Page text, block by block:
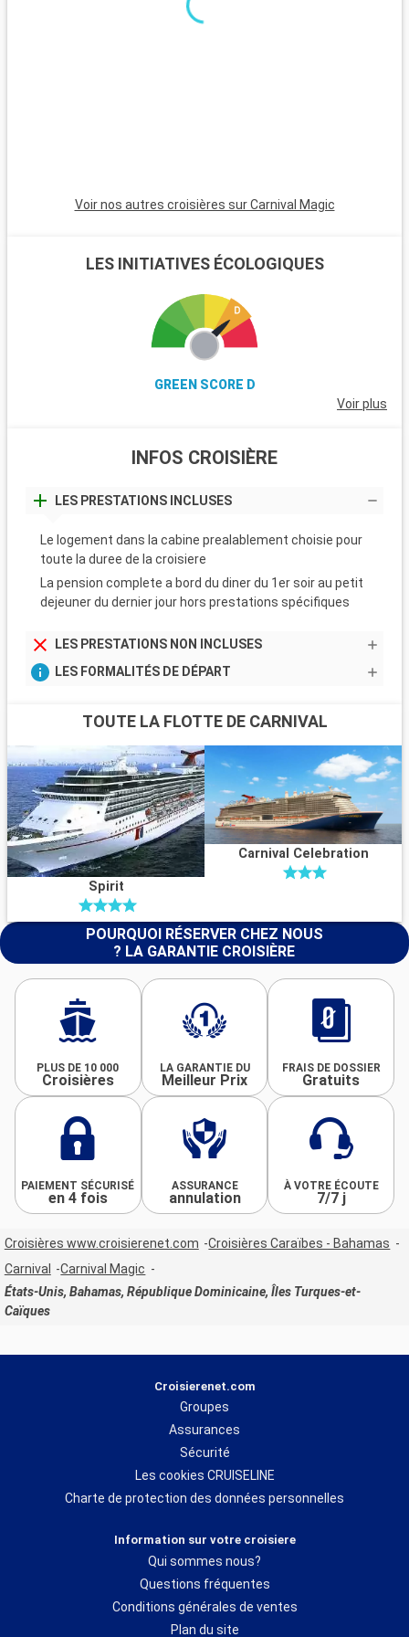
couchers de soleil magnifiques. Les Bahamas, à proximité en
Voir nos autres croisières sur Carnival Magic
LES INITIATIVES ÉCOLOGIQUES
GREEN SCORE D
Voir plus
INFOS CROISIÈRE
LES PRESTATIONS INCLUSES
Le logement dans la cabine prealablement choisie pour
toute la duree de la croisiere
La pension complete a bord du diner du 1er soir au petit
dejeuner du dernier jour hors prestations spécifiques
LES PRESTATIONS NON INCLUSES
LES FORMALITÉS DE DÉPART
TOUTE LA FLOTTE DE CARNIVAL
Spirit
Carnival Celebration
POURQUOI RÉSERVER CHEZ NOUS
? LA GARANTIE CROISIÈRE
PLUS DE 10 000
Croisières
LA GARANTIE DU
Meilleur Prix
FRAIS DE DOSSIER
Gratuits
PAIEMENT SÉCURISÉ
en 4 fois
ASSURANCE
annulation
À VOTRE ÉCOUTE
7/7 j
Croisières www.croisierenet.com
Croisières Caraïbes - Bahamas
Carnival
Carnival Magic
États-Unis, Bahamas, République Dominicaine, Îles Turques-et-
Caïques
Croisierenet.com
Groupes
Assurances
Sécurité
Les cookies CRUISELINE
Charte de protection des données personnelles
Information sur votre croisiere
Qui sommes nous?
Questions fréquentes
Conditions générales de ventes
Plan du site